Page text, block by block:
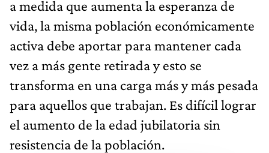
a medida que aumenta la esperanza de
vida, la misma población económicamente
activa debe aportar para mantener cada
vez a más gente retirada y esto se
transforma en una carga más y más pesada
para aquellos que trabajan. Es difícil lograr
el aumento de la edad jubilatoria sin
resistencia de la población.